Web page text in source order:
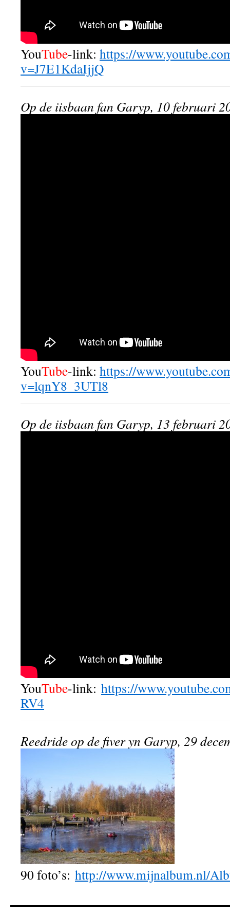
YouTube-link: https://
v=J7E1KdaIjjQ
Op de iisbaan fan Garyp, 10 februari
YouTube-link: https://
v=lqnY8_3UTl8
Op de iisbaan fan Garyp, 13 februari
YouTube-link: https://
RV4
Reedride op de fiver yn Garyp, 29
90 foto’s: http://www.mijnalbum.nl/